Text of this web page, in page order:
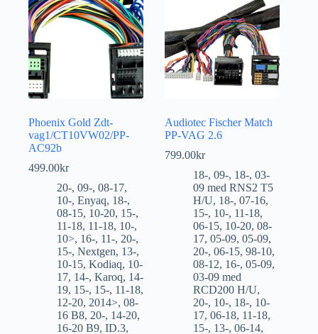
Phoenix Gold Zdt-
vag1/CT10VW02/PP-
AC92b
499.00kr
20-, 09-, 08-17,
10-, Enyaq, 18-,
08-15, 10-20, 15-,
11-18, 11-18, 10-,
10>, 16-, 11-, 20-,
15-, Nextgen, 13-,
10-15, Kodiaq, 10-
17, 14-, Karoq, 14-
19, 15-, 15-, 11-18,
12-20, 2014>, 08-
16 B8, 20-, 14-20,
16-20 B9, ID.3,
Audiotec Fischer Match
PP-VAG 2.6
799.00kr
18-,09-, 18-,03-
09 med RNS2 T5
H/U, 18-,07-16,
15-, 10-, 11-18,
06-15, 10-20,08-
17,05-09,05-09,
20-,06-15,98-10,
08-12, 16-,05-09,
03-09 med
RCD200 H/U,
20-, 10-, 18-, 10-
17,06-18, 11-18,
15-, 13-,06-14,